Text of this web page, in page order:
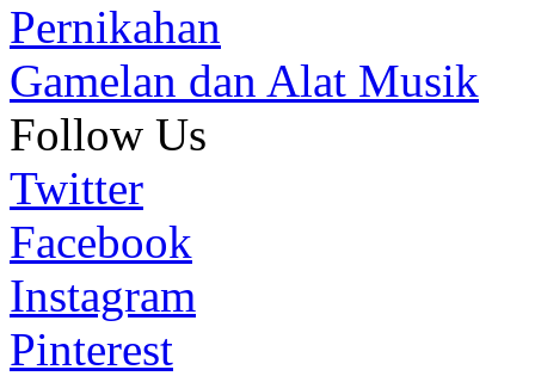
Pernikahan
Gamelan dan Alat Musik
Follow Us
Twitter
Facebook
Instagram
Pinterest